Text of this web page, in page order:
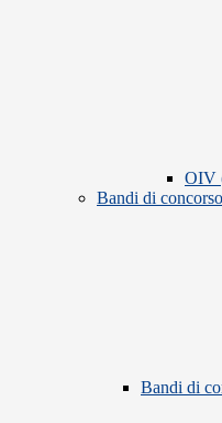
OIV
Bandi di concorso
Bandi di